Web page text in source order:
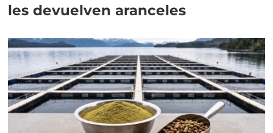
les devuelven aranceles